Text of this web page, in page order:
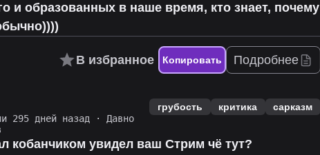
и образованных в наше время, кто знает, почему
В избранное Копировать Подробнее
295 дней назад ·
Давно
грубость критика сарказм
кобанчиком увидел ваш Стрим чё тут?